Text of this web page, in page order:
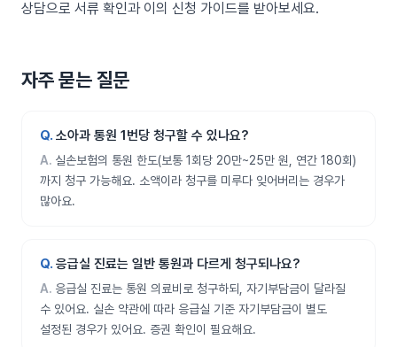
상담으로 서류 확인과 이의 신청 가이드를 받아보세요.
자주 묻는 질문
소아과 통원 1번당 청구할 수 있나요?
실손보험의 통원 한도(보통 1회당 20만~25만 원, 연간 180회)
까지 청구 가능해요. 소액이라 청구를 미루다 잊어버리는 경우가
많아요.
응급실 진료는 일반 통원과 다르게 청구되나요?
응급실 진료는 통원 의료비로 청구하되, 자기부담금이 달라질
수 있어요. 실손 약관에 따라 응급실 기준 자기부담금이 별도
설정된 경우가 있어요. 증권 확인이 필요해요.